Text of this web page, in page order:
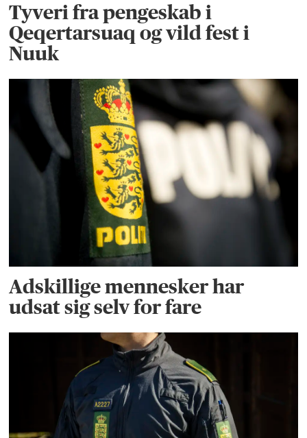
Tyveri fra pengeskab i
Qeqertarsuaq og vild fest i
Nuuk
Adskillige mennesker har
udsat sig selv for fare